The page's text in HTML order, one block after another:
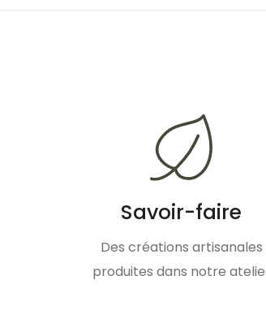
Savoir-faire
Des créations artisanales
produites dans notre